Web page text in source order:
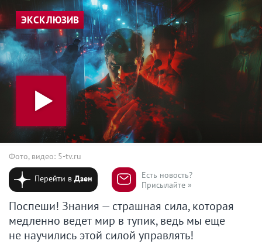
ЭКСКЛЮЗИВ
Фото, видео: 5-tv.ru
Перейти вДзен
Есть новость?
Присылайте »
Поспеши! Знания — страшная сила, которая
медленно ведет мир в тупик, ведь мы еще
не научились этой силой управлять!